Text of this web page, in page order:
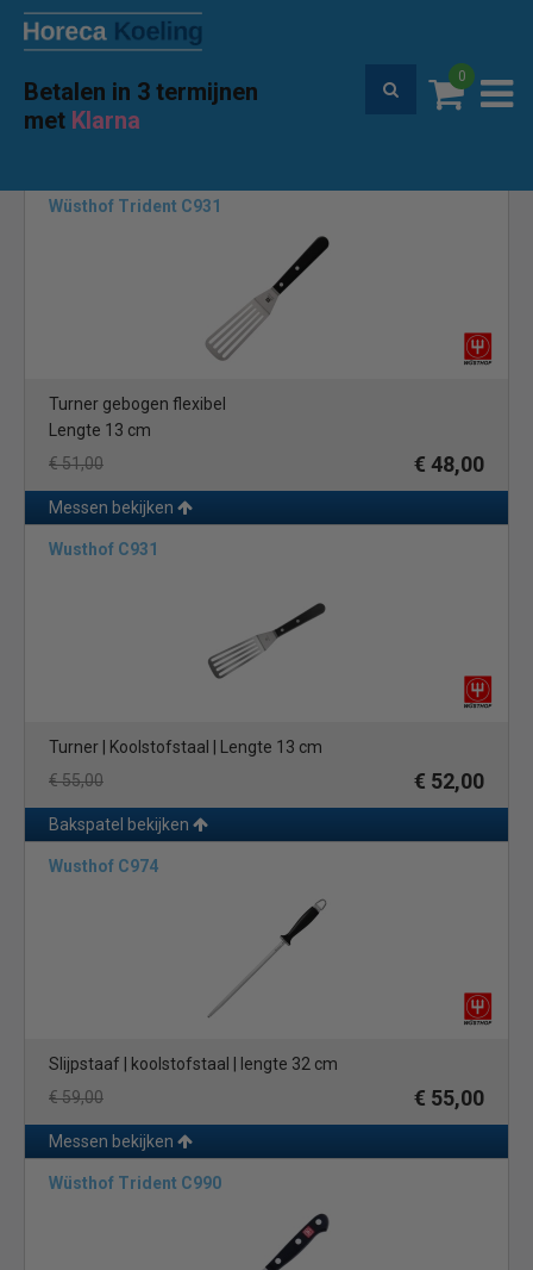
Betalen in 3 termijnen
met Klarna
0
Premium service en garantie
Home Merken
Wüsthof Trident C931
Turner gebogen flexibel
Lengte 13 cm
€ 51,00
€ 48,00
Messen bekijken
Wusthof C931
Turner | Koolstofstaal | Lengte 13 cm
€ 55,00
€ 52,00
Bakspatel bekijken
Wusthof C974
Slijpstaaf | koolstofstaal | lengte 32 cm
€ 59,00
€ 55,00
Messen bekijken
Wüsthof Trident C990